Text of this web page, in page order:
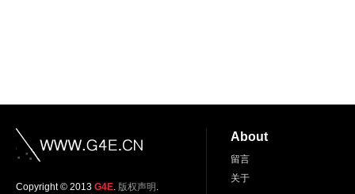
Copyright © 2013 G4E. 版权声明 .
About
留言
关于